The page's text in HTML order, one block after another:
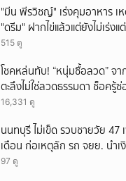
"มีน พีรวิชญ์" เร่งคุมอาหาร เ
"ดรีม" ฝากไข่แล้วแต่ยังไม่เร่งแ
515 ดู
โชคหล่นทับ! “หนุ่มซื้อลวด” จ
ตะลึงไม่ใช่ลวดธรรมดา ช็อครู้
16,331 ดู
นนทบุรี ไม่เข็ด รวบชายวัย 47
เดือน ก่อเหตุลัก รถ จยย. นำเ
97 ดู